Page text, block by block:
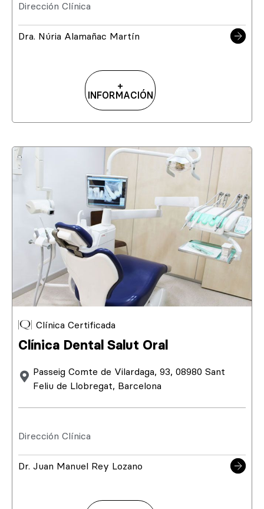
Dirección Clínica
Dra. Núria Alamañac Martín
+
INFORMACIÓN
Clínica Certificada
Clínica Dental Salut Oral
Passeig Comte de Vilardaga, 93, 08980 Sant
Feliu de Llobregat, Barcelona
Dirección Clínica
Dr. Juan Manuel Rey Lozano